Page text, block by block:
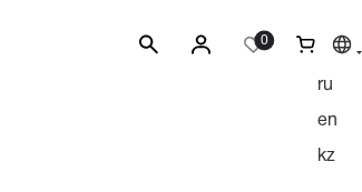
0
ru
en
kz